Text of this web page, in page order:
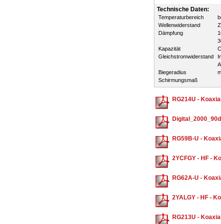
Technische Daten:
Temperaturbereich
Wellenwiderstand
Dämpfung
Kapazität
C
Gleichstromwiderstand
Biegeradius
Schirmungsmaß
RG214U -
RG59B-U -
2YCFGY - HF -
RG62A-U -
2YALGY - HF -
RG213U -